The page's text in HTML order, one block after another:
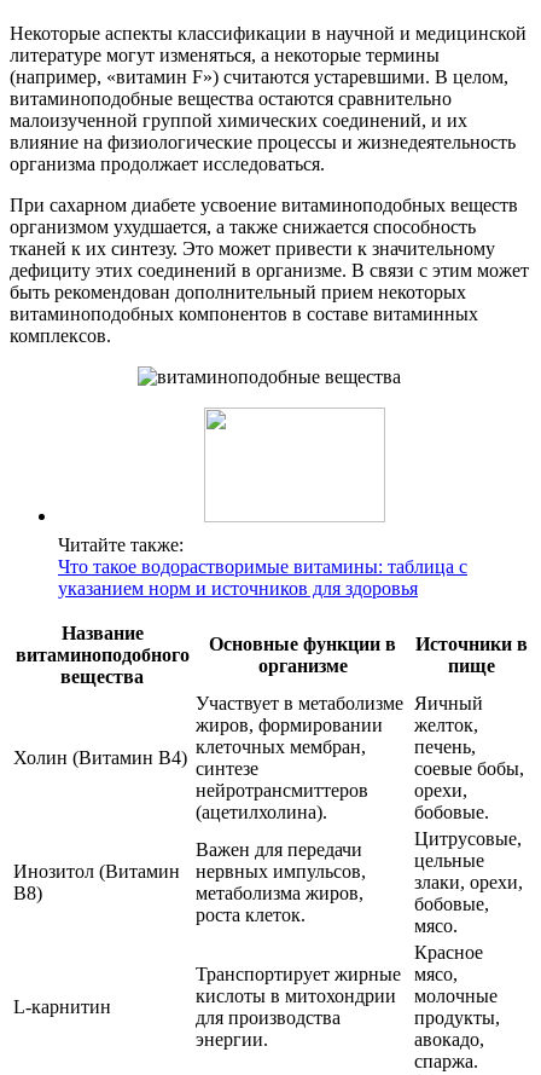
Некоторые аспекты классификации в научной и медицинской
литературе могут изменяться, а некоторые термины
(например, «витамин F») считаются устаревшими. В целом,
витаминоподобные вещества остаются сравнительно
малоизученной группой химических соединений, и их
влияние на физиологические процессы и жизнедеятельность
организма продолжает исследоваться.
При сахарном диабете усвоение витаминоподобных веществ
организмом ухудшается, а также снижается способность
тканей к их синтезу. Это может привести к значительному
дефициту этих соединений в организме. В связи с этим может
быть рекомендован дополнительный прием некоторых
витаминоподобных компонентов в составе витаминных
комплексов.
Читайте также:
Что такое водорастворимые витамины: таблица с
указанием норм и источников для здоровья
Название
витаминоподобного
вещества
Основные функции в
организме
Источники в
пище
Холин (Витамин B4)
Участвует в метаболизме
жиров, формировании
клеточных мембран,
синтезе
нейротрансмиттеров
(ацетилхолина).
Яичный
желток,
печень,
соевые бобы,
орехи,
бобовые.
Инозитол (Витамин
B8)
Важен для передачи
нервных импульсов,
метаболизма жиров,
роста клеток.
Цитрусовые,
цельные
злаки, орехи,
бобовые,
мясо.
L-карнитин
Транспортирует жирные
кислоты в митохондрии
для производства
энергии.
Красное
мясо,
молочные
продукты,
авокадо,
спаржа.